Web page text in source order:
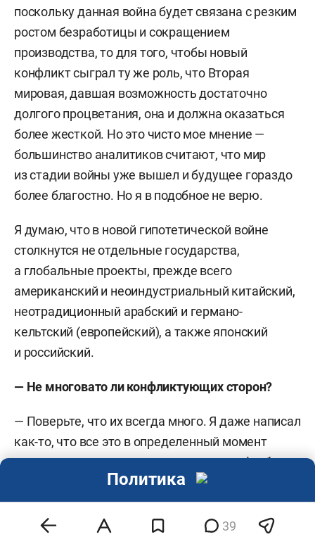
поскольку данная война будет связана с резким
ростом безработицы и сокращением
производства, то для того, чтобы новый
конфликт сыграл ту же роль, что Вторая
мировая, давшая возможность достаточно
долгого процветания, она и должна оказаться
более жесткой. Но это чисто мое мнение —
большинство аналитиков считают, что мир
из стадии войны уже вышел и будущее гораздо
более благостно. Но я в подобное не верю.
Я думаю, что в новой гипотетической войне
столкнутся не отдельные государства,
а глобальные проекты, прежде всего
американский и неоиндустриальный китайский,
неотрадиционный арабский и германо-
кельтский (европейский), а также японский
и российский.
— Не многовато ли конфликтующих сторон?
— Поверьте, что их всегда много. Я даже написал
как-то, что все это в определенный момент
может напоминать чемпионат мира по футболу.
Сначала идут предварительные игры, в ходе
которых выбывают, к примеру, Франция
и Австрия. Остаются Россия, Германия
39
Политика